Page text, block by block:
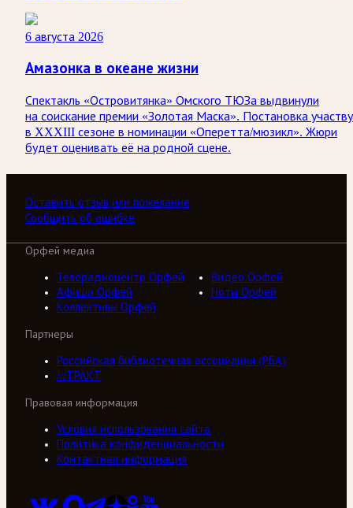
6 августа 2026
Амазонка в океане жизни
Спектакль «Островитянка» Омского ТЮЗа выдвинули
на соискание премии «Золотая Маска». Постановка
в XXXIII сезоне в номинации «Оперетта/мюзикл». Жюри
будет оценивать её на родной сцене.
Оставить отзыв или пожелание
Сообщить об ошибке
Орфей медиа
Телерадиоцентр Орфей
Видео Орфей
Афиша Орфей
Ноты Орфей
Коллективы Орфей
Партнеры
Российская библиотечная ассоциация (РБА)
///ТРАКТ
Правовая информация
Условия использования сайта
Политика конфиденциальности
Контактная информация